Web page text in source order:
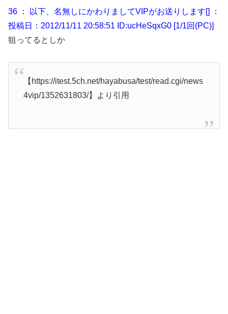
36 ： 以下、名無しにかわりましてVIPがお送りします[] ：
投稿日：2012/11/11 20:58:51 ID:ucHeSqxG0 [1/1回(PC)]
狙ってるとしか
【https://itest.5ch.net/hayabusa/test/read.cgi/news
4vip/1352631803/】より引用